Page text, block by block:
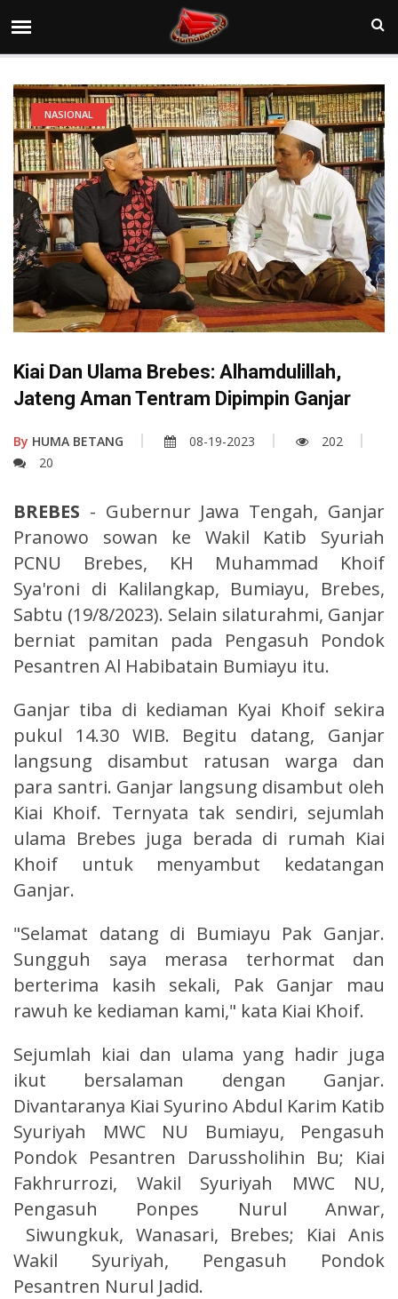
NASIONAL
Kiai Dan Ulama Brebes: Alhamdulillah,
Jateng Aman Tentram Dipimpin Ganjar
By HUMA BETANG 08-19-2023
202
20
BREBES - Gubernur Jawa Tengah, Ganjar
Pranowo sowan ke Wakil Katib Syuriah
PCNU Brebes, KH Muhammad Khoif
Sya'roni di Kalilangkap, Bumiayu, Brebes,
Sabtu (19/8/2023). Selain silaturahmi, Ganjar
berniat pamitan pada Pengasuh Pondok
Pesantren Al Habibatain Bumiayu itu.
Ganjar tiba di kediaman Kyai Khoif sekira
pukul 14.30 WIB. Begitu datang, Ganjar
langsung disambut ratusan warga dan
para santri. Ganjar langsung disambut oleh
Kiai Khoif. Ternyata tak sendiri, sejumlah
ulama Brebes juga berada di rumah Kiai
Khoif untuk menyambut kedatangan
Ganjar.
"Selamat datang di Bumiayu Pak Ganjar.
Sungguh saya merasa terhormat dan
berterima kasih sekali, Pak Ganjar mau
rawuh ke kediaman kami," kata Kiai Khoif.
Sejumlah kiai dan ulama yang hadir juga
ikut bersalaman dengan Ganjar.
Divantaranya Kiai Syurino Abdul Karim Katib
Syuriyah MWC NU Bumiayu, Pengasuh
Pondok Pesantren Darussholihin Bu; Kiai
Fakhrurrozi, Wakil Syuriyah MWC NU,
Pengasuh Ponpes Nurul Anwar,
Siwungkuk, Wanasari, Brebes; Kiai Anis
Wakil Syuriyah, Pengasuh Pondok
Pesantren Nurul Jadid.